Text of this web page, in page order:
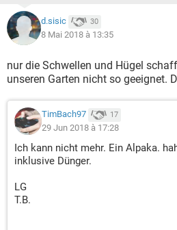
d.sisic 30
8 Mai 2018 à 13:35
nur die Schwellen und Hügel
unseren Garten nicht so geeignet.
TimBach97 17
29 Jun 2018 à 17:28
Ich kann nicht mehr. Ein Alpaka.
inklusive Dünger.
LG
T.B.